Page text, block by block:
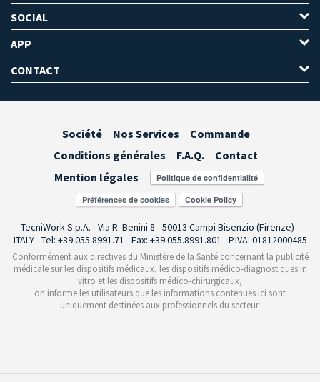
SOCIAL
APP
CONTACT
Société Nos Services
Commande
Conditions générales
F.A.Q.
Contact
Mention légales
Préférences de cookies
TecniWork S.p.A. - Via R. Benini 8 - 50013 Campi Bisenzio (Firenze) -
ITALY - Tel: +39 055.8991.71 - Fax: +39 055.8991.801 - P.IVA: 01812000485
Conformément aux directives du Ministère de la Santé concernant la publicité
médicale sur les dispositifs médicaux, les dispositifs médico-diagnostiques in
vitro et les dispositifs médico-chirurgicaux,
on informe les utilisateurs que les informations contenues ici sont
uniquement destinées aux professionnels du secteur.